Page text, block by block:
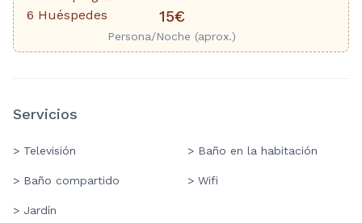
6 Huéspedes
15€
Persona/Noche (aprox.)
Servicios
> Televisión > Baño en la habitación
> Baño compartido > Wifi
> Jardín